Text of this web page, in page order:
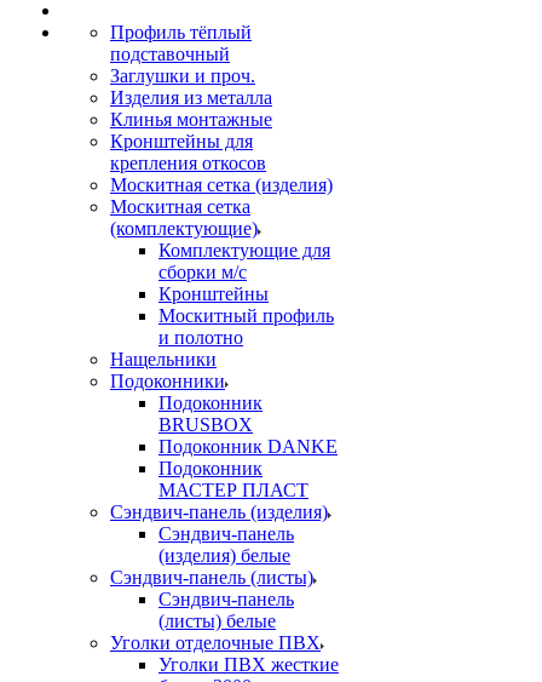
Профиль тёплый
подставочный
Заглушки и проч.
Изделия из металла
Клинья монтажные
Кронштейны для
крепления откосов
Москитная сетка (изделия)
Москитная сетка
(комплектующие)
Комплектующие для
сборки м/с
Кронштейны
Москитный профиль
и полотно
Нащельники
Подоконники
Подоконник
BRUSBOX
Подоконник DANKE
Подоконник
МАСТЕР ПЛАСТ
Сэндвич-панель (изделия)
Сэндвич-панель
(изделия) белые
Сэндвич-панель (листы)
Сэндвич-панель
(листы) белые
Уголки отделочные ПВХ
Уголки ПВХ жесткие